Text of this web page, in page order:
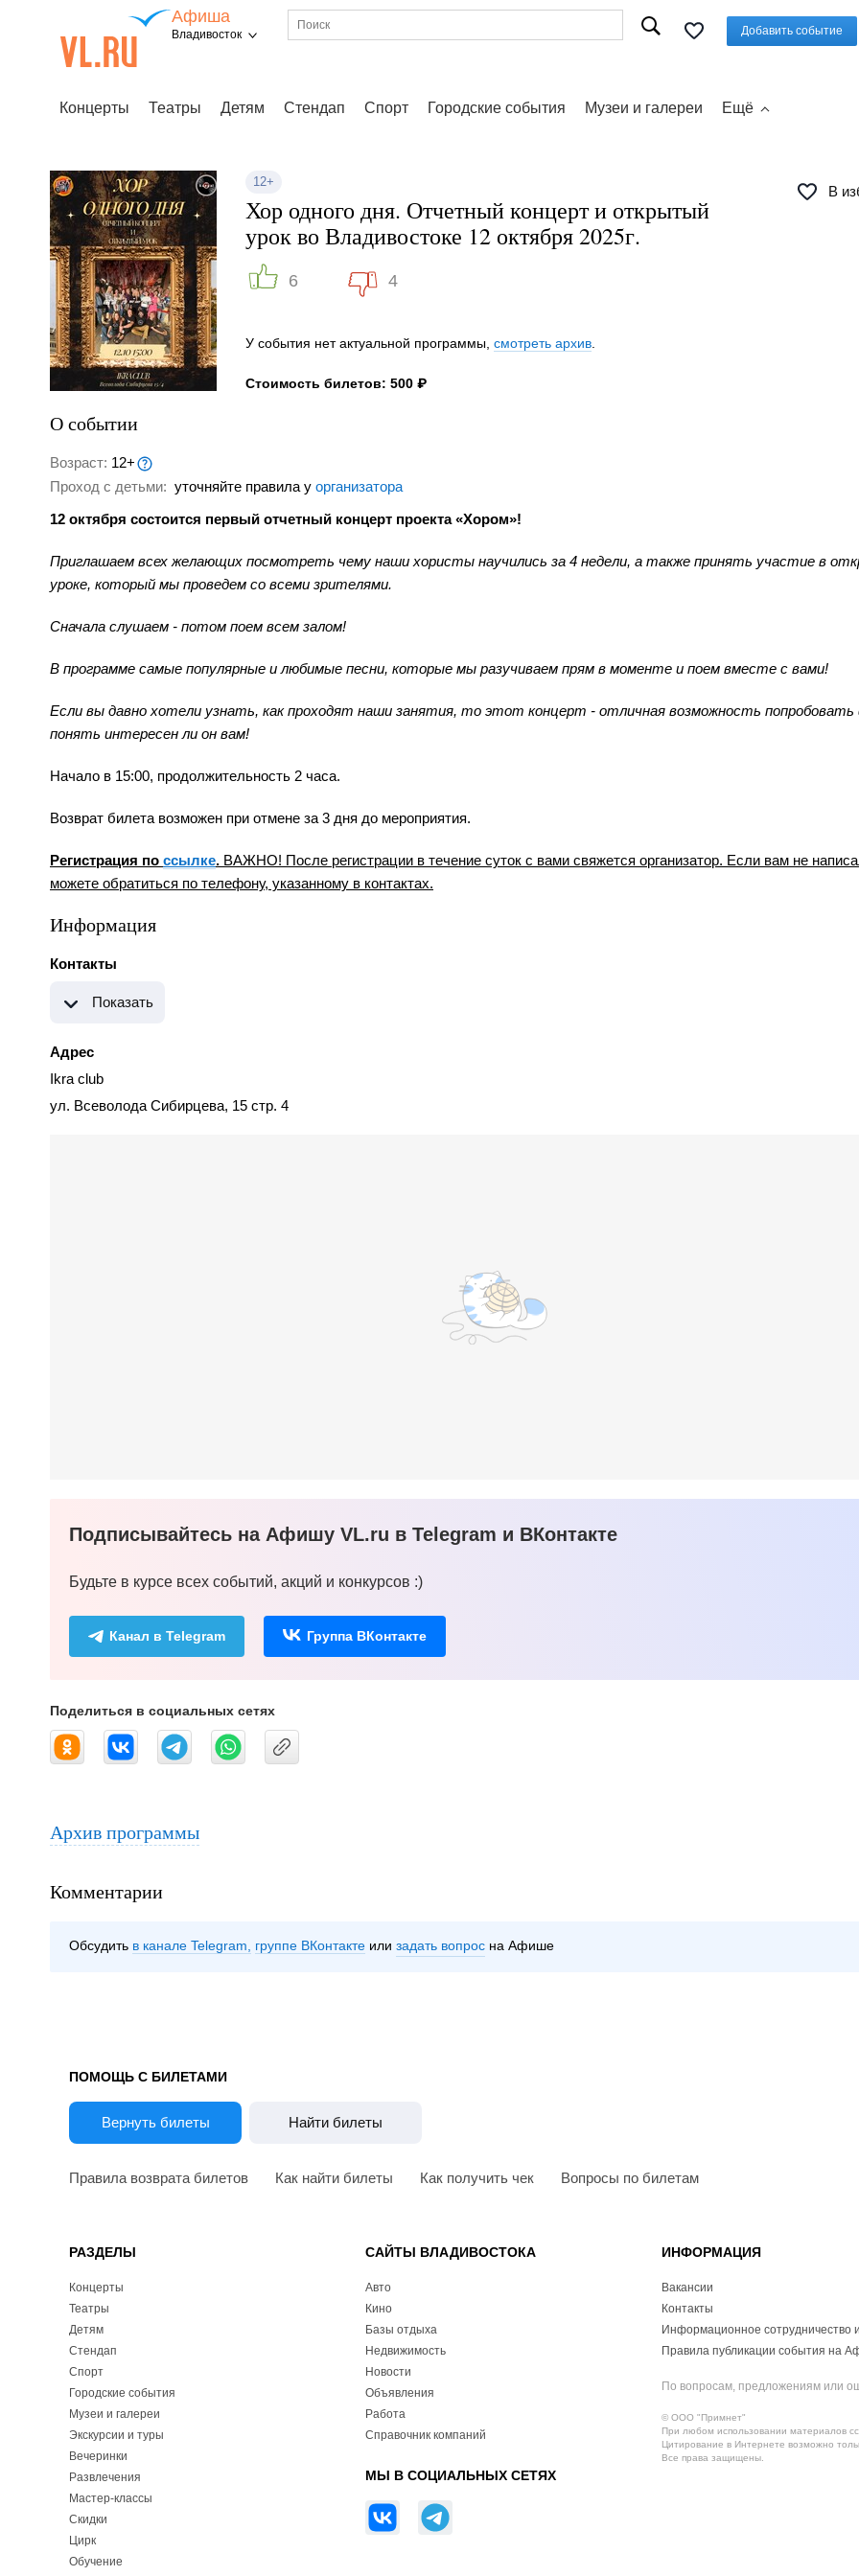
Афиша
Владивосток Добавить событие
Концерты Театры Детям Стендап Спорт Городские события Музеи и галереи Ещё
12+
В
Хор одного дня. Отчетный концерт и открытый
урок во Владивостоке 12 октября 2025г.
6 4
У события нет актуальной программы, смотреть архив
Стоимость билетов: 500 ₽
О событии
Возраст: 12+
Проход с детьми: уточняйте правила у организатора
12 октября состоится первый отчетный концерт проекта «Хором»!
Приглашаем всех желающих посмотреть чему наши хористы научились за 4 недели, а также принять участие в
уроке, который мы проведем со всеми зрителями.
Сначала слушаем - потом поем всем залом!
В программе самые популярные и любимые песни, которые мы разучиваем прям в моменте и поем вместе с вами!
Если вы давно хотели узнать, как проходят наши занятия, то этот концерт - отличная возможность
понять интересен ли он вам!
Начало в 15:00, продолжительность 2 часа.
Возврат билета возможен при отмене за 3 дня до мероприятия.
Регистрация по ссылке. ВАЖНО! После регистрации в течение суток с вами свяжется организатор. Если вам не
можете обратиться по телефону, указанному в контактах.
Информация
Контакты
Показать
Адрес
Ikra club
ул. Всеволода Сибирцева, 15 стр. 4
Подписывайтесь на Афишу VL.ru в Telegram и ВКонтакте
Будьте в курсе всех событий, акций и конкурсов :)
Канал в Telegram Группа ВКонтакте
Поделиться в социальных сетях
Архив программы
Комментарии
Обсудить в канале Telegram группе ВКонтакте задать вопрос на Афише
ПОМОЩЬ С БИЛЕТАМИ
Вернуть билеты Найти билеты
Правила возврата билетов Как найти билеты Как получить чек Вопросы по билетам
РАЗДЕЛЫ
Концерты
Театры
Детям
Стендап
Спорт
Городские события
Музеи и галереи
Экскурсии и туры
Вечеринки
Развлечения
Мастер-классы
Скидки
Цирк
Обучение
САЙТЫ ВЛАДИВОСТОКА
Авто
Кино
Базы отдыха
Недвижимость
Новости
Объявления
Работа
Справочник компаний
МЫ В СОЦИАЛЬНЫХ СЕТЯХ
ИНФОРМАЦИЯ
Вакансии
Контакты
Информационное
Правила публикации события на
По вопросам, предложениям или
© ООО "Примнет"
При любом использовании материалов
Цитирование в Интернете возможно
Все права защищены.